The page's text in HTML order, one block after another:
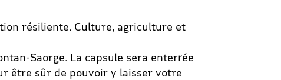
résiliente. Culture, agriculture et
Saorge. La capsule sera enterrée
être sûr de pouvoir y laisser votre